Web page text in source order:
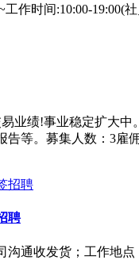
作时间:10:00-19:00(
业绩!事业稳定扩大
等。募集人数：3雇
聘
通收发货；工作地